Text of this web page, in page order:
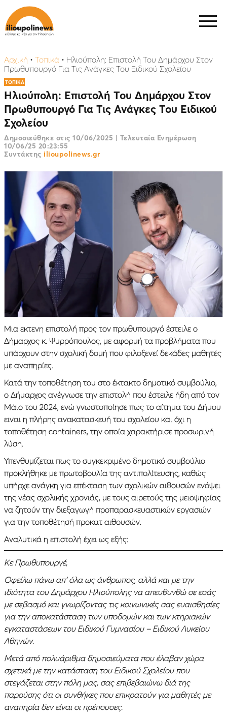
Αρχική • Τοπικά • Ηλιούπολη: Επιστολή Του Δημάρχου Στον
Πρωθυπουργό Για Τις Ανάγκες Του Ειδικού Σχολείου
ΤΟΠΙΚΑ
Ηλιούπολη: Επιστολή Του Δημάρχου Στον
Πρωθυπουργό Για Τις Ανάγκες Του Ειδικού
Σχολείου
Δημοσιεύθηκε στις 10/06/2025 | Τελευταία Ενημέρωση
10/06/25 20:23:55
Συντάκτης ilioupolinews.gr
Μια εκτενη επιστολή προς τον πρωθυπουργό έστειλε ο
Δήμαρχος κ. Ψυρρόπουλος, με αφορμή τα προβλήματα που
υπάρχουν στην σχολική δομή που φιλοξενεί δεκάδες μαθητές
με αναπηρίες.
Κατά την τοποθέτηση του στο έκτακτο δημοτικό συμβούλιο,
ο Δήμαρχος ανέγνωσε την επιστολή που έστειλε ήδη από τον
Μάιο του 2024, ενώ γνωστοποίησε πως το αίτημα του Δήμου
ειναι η πλήρης ανακατασκευή του σχολείου και όχι η
τοποθέτηση containers, την οποία χαρακτήρισε προσωρινή
λύση.
Υπενθυμίζεται πως το συγκεκριμένο δημοτικό συμβούλιο
προκλήθηκε με πρωτοβουλία της αντιπολίτευσης, καθώς
υπήρχε ανάγκη για επέκταση των σχολικών αιθουσών ενόψει
της νέας σχολικής χρονιάς, με τους αιρετούς της μειοψηφίας
να ζητούν την διεξαγωγή προπαρασκευαστικών εργασιών
για την τοποθέτησή προκατ αιθουσών.
Αναλυτικά η επιστολή έχει ως εξής:
Κε Πρωθυπουργέ,
Οφείλω πάνω απ’ όλα ως άνθρωπος, αλλά και με την
ιδιότητα του Δημάρχου Ηλιούπολης να απευθυνθώ σε εσάς
με σεβασμό και γνωρίζοντας τις κοινωνικές σας ευαισθησίες
για την αποκατάσταση των υποδομών και των κτηριακών
εγκαταστάσεων του Ειδικού Γυμνασίου – Ειδικού Λυκείου
Αθηνών.
Μετά από πολυάριθμα δημοσιεύματα που έλαβαν χώρα
σχετικά με την κατάσταση του Ειδικού Σχολείου που
στεγάζεται στην πόλη μας, σας επιβεβαιώνω διά της
παρούσης ότι οι συνθήκες που επικρατούν για μαθητές με
αναπηρία δεν είναι οι πρέπουσες.